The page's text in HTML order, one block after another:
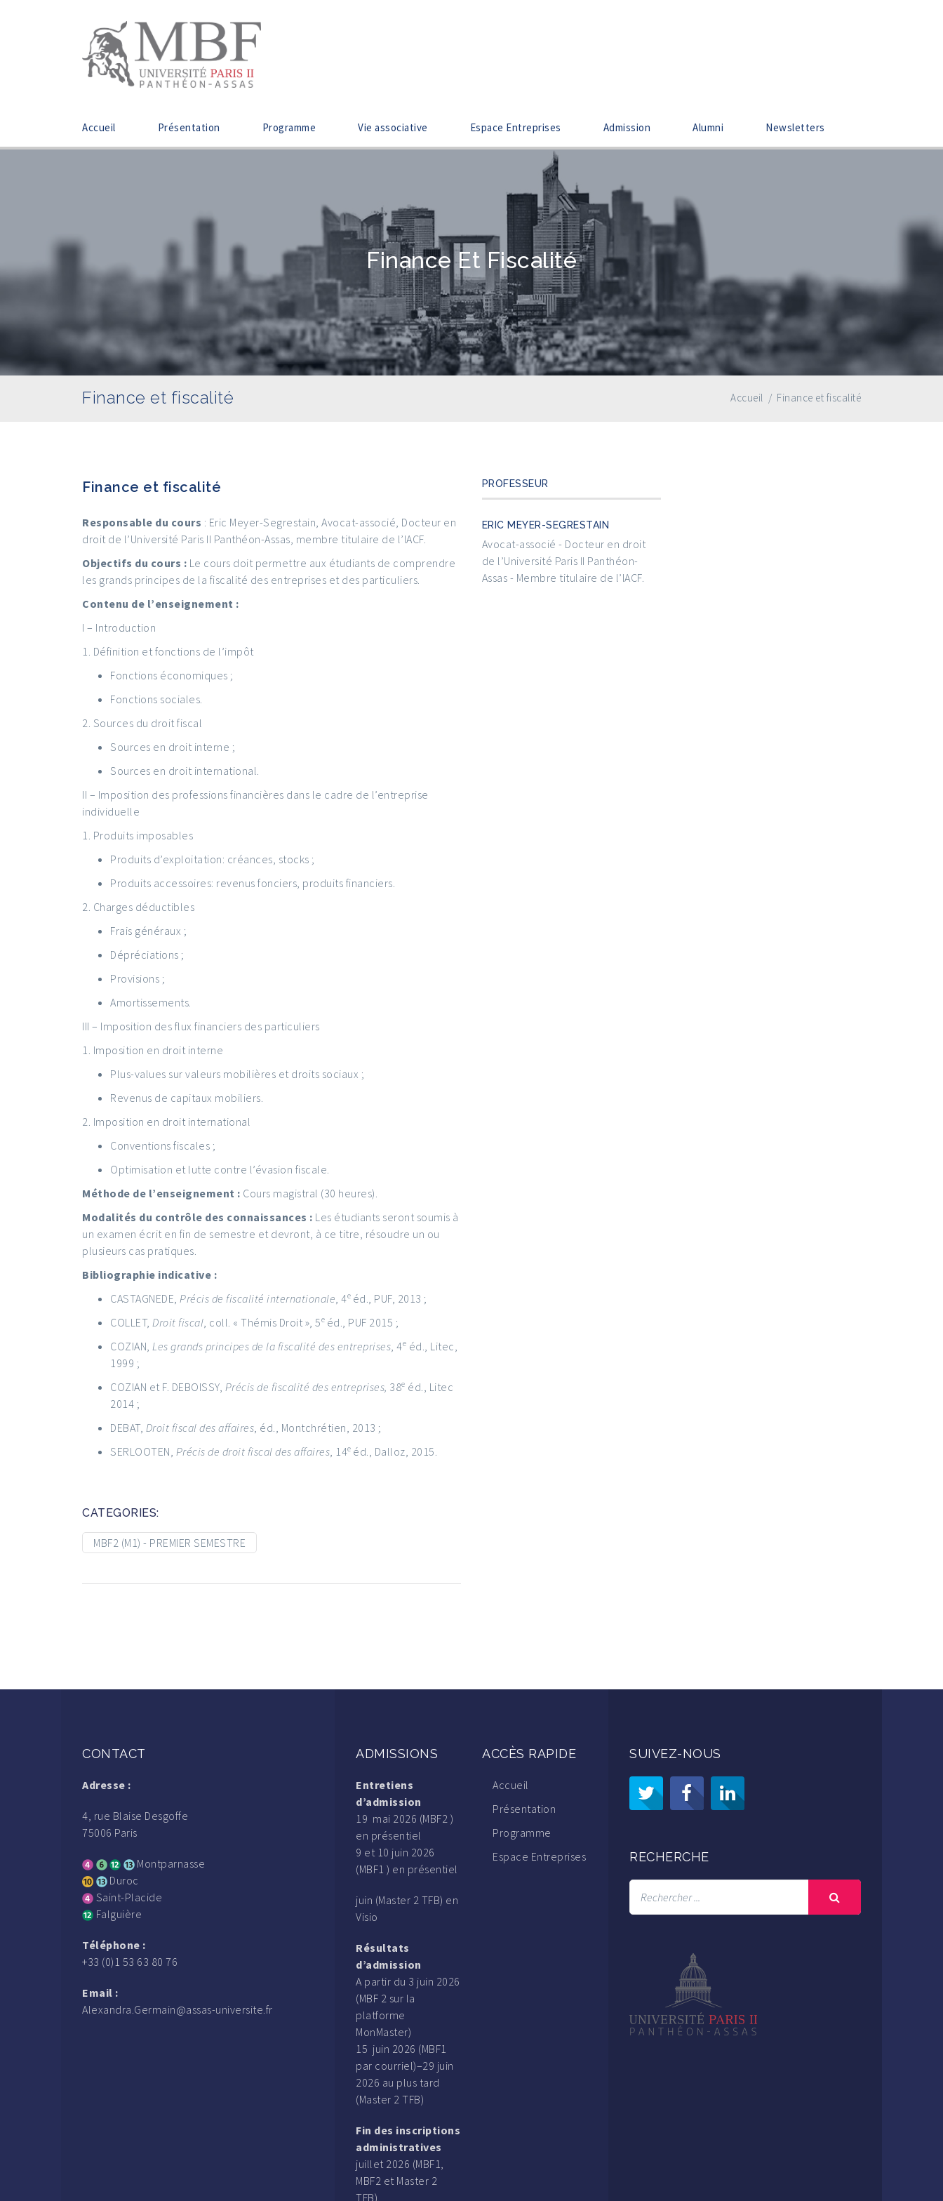
Accueil Présentation Programme Vie associative Espace Entreprises Admission Alumni Newsletters
Finance Et Fiscalité
Finance et fiscalité Accueil / Finance et fiscalité
Finance et fiscalité
Responsable du cours : Eric Meyer-Segrestain, Avocat-associé, Docteur en
droit de l’Université Paris II Panthéon-Assas, membre titulaire de l’IACF.
Objectifs du cours : Le cours doit permettre aux étudiants de comprendre
les grands principes de la fiscalité des entreprises et des particuliers.
Contenu de l’enseignement :
I – Introduction
1. Définition et fonctions de l’impôt
Fonctions économiques ;
Fonctions sociales.
2. Sources du droit fiscal
Sources en droit interne ;
Sources en droit international.
II – Imposition des professions financières dans le cadre de l’entreprise
individuelle
1. Produits imposables
Produits d’exploitation: créances, stocks ;
Produits accessoires: revenus fonciers, produits financiers.
2. Charges déductibles
Frais généraux ;
Dépréciations ;
Provisions ;
Amortissements.
III – Imposition des flux financiers des particuliers
1. Imposition en droit interne
Plus-values sur valeurs mobilières et droits sociaux ;
Revenus de capitaux mobiliers.
2. Imposition en droit international
Conventions fiscales ;
Optimisation et lutte contre l’évasion fiscale.
Méthode de l’enseignement : Cours magistral (30 heures).
Modalités du contrôle des connaissances : Les étudiants seront soumis à
un examen écrit en fin de semestre et devront, à ce titre, résoudre un ou
plusieurs cas pratiques.
Bibliographie indicative :
CASTAGNEDE, Précis de fiscalité internationale , 4e éd., PUF, 2013 ;
COLLET, Droit fiscal , coll. « Thémis Droit », 5e éd., PUF 2015 ;
COZIAN, Les grands principes de la fiscalité des entreprises , 4e éd., Litec,
1999 ;
COZIAN et F. DEBOISSY, Précis de fiscalité des entreprises, 38e éd., Litec
2014 ;
DEBAT, Droit fiscal des affaires , éd., Montchrétien, 2013 ;
SERLOOTEN, Précis de droit fiscal des affaires , 14e éd., Dalloz, 2015.
CATEGORIES:
MBF2 (M1) - PREMIER SEMESTRE
PROFESSEUR
ERIC MEYER-SEGRESTAIN
Avocat-associé - Docteur en droit
de l’Université Paris II Panthéon-
Assas - Membre titulaire de l’IACF.
CONTACT
Adresse :
4, rue Blaise Desgoffe
75006 Paris
Montparnasse
Duroc
Saint-Placide
Falguière
Téléphone :
+33 (0)1 53 63 80 76
Email :
Alexandra.Germain@assas-universite.fr
ADMISSIONS
Entretiens
d’admission
19 mai 2026 (MBF2 )
en présentiel
9 et 10 juin 2026
(MBF1 ) en présentiel
juin (Master 2 TFB) en
Visio
Résultats
d’admission
A partir du 3 juin 2026
(MBF 2 sur la
platforme
MonMaster)
15 juin 2026 (MBF1
par courriel)–29 juin
2026 au plus tard
(Master 2 TFB)
Fin des inscriptions
administratives
juillet 2026 (MBF1,
MBF2 et Master 2
TFB).
ACCÈS RAPIDE
Accueil
Présentation
Programme
Espace Entreprises
SUIVEZ-NOUS
RECHERCHE